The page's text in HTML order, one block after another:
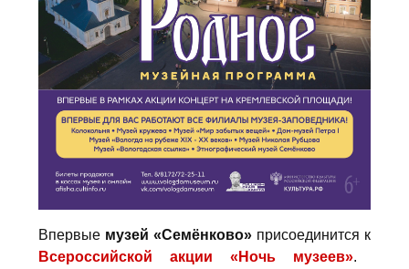
Впервые музей «Семёнково» присоединится к
Всероссийской акции «Ночь музеев».